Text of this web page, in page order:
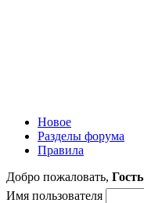
Новое
Разделы форума
Правила
Добро пожаловать, Гость
Имя пользователя